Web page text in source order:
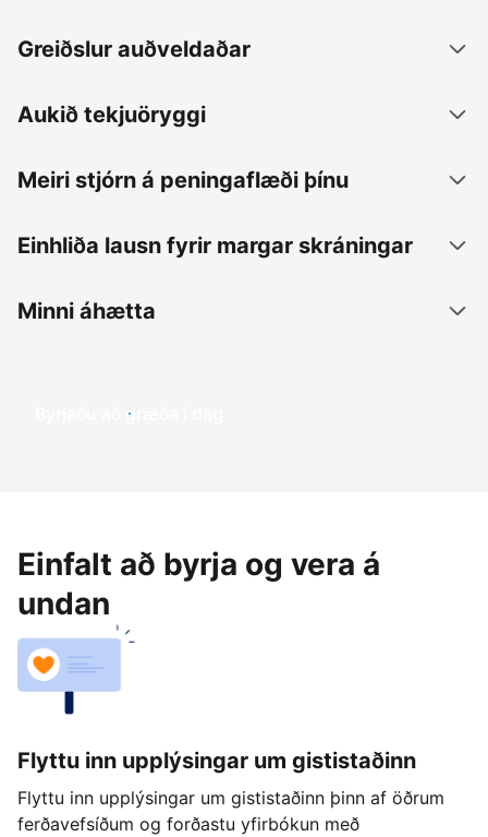
Greiðslur auðveldaðar
Aukið tekjuöryggi
Meiri stjórn á peningaflæði þínu
Einhliða lausn fyrir margar skráningar
Minni áhætta
Byrjaðu að græða í dag
Einfalt að byrja og vera á
undan
Flyttu inn upplýsingar um gististaðinn
Flyttu inn upplýsingar um gististaðinn þinn af öðrum
ferðavefsíðum og forðastu yfirbókun með